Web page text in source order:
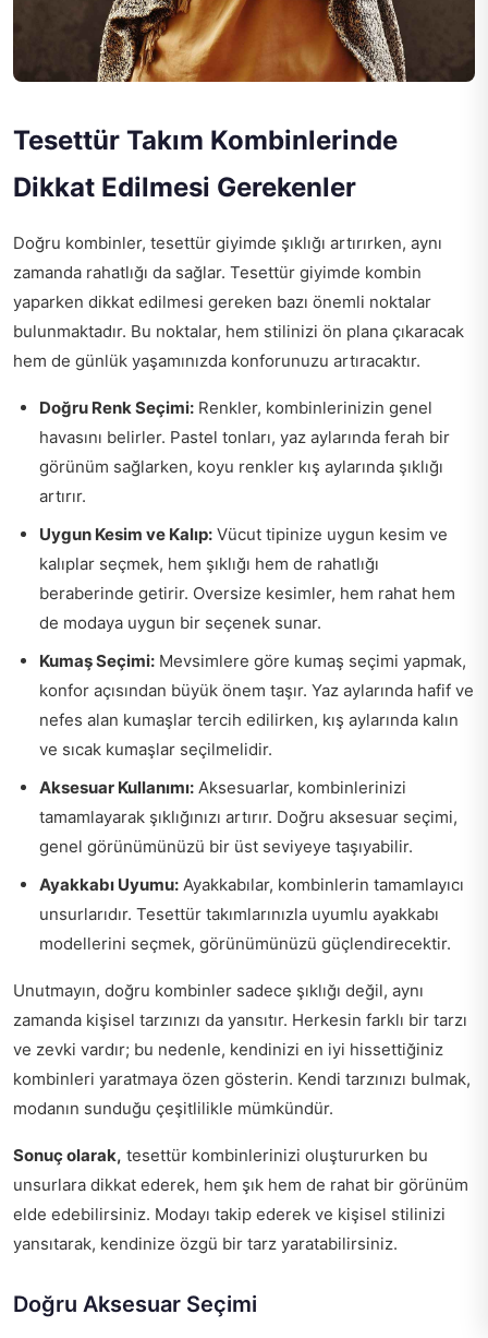
Tesettür Takım Kombinlerinde
Dikkat Edilmesi Gerekenler
Doğru kombinler, tesettür giyimde şıklığı artırırken, aynı
zamanda rahatlığı da sağlar. Tesettür giyimde kombin
yaparken dikkat edilmesi gereken bazı önemli noktalar
bulunmaktadır. Bu noktalar, hem stilinizi ön plana çıkaracak
hem de günlük yaşamınızda konforunuzu artıracaktır.
Doğru Renk Seçimi: Renkler, kombinlerinizin genel
havasını belirler. Pastel tonları, yaz aylarında ferah bir
görünüm sağlarken, koyu renkler kış aylarında şıklığı
artırır.
Uygun Kesim ve Kalıp: Vücut tipinize uygun kesim ve
kalıplar seçmek, hem şıklığı hem de rahatlığı
beraberinde getirir. Oversize kesimler, hem rahat hem
de modaya uygun bir seçenek sunar.
Kumaş Seçimi: Mevsimlere göre kumaş seçimi yapmak,
konfor açısından büyük önem taşır. Yaz aylarında hafif ve
nefes alan kumaşlar tercih edilirken, kış aylarında kalın
ve sıcak kumaşlar seçilmelidir.
Aksesuar Kullanımı: Aksesuarlar, kombinlerinizi
tamamlayarak şıklığınızı artırır. Doğru aksesuar seçimi,
genel görünümünüzü bir üst seviyeye taşıyabilir.
Ayakkabı Uyumu: Ayakkabılar, kombinlerin tamamlayıcı
unsurlarıdır. Tesettür takımlarınızla uyumlu ayakkabı
modellerini seçmek, görünümünüzü güçlendirecektir.
Unutmayın, doğru kombinler sadece şıklığı değil, aynı
zamanda kişisel tarzınızı da yansıtır. Herkesin farklı bir tarzı
ve zevki vardır; bu nedenle, kendinizi en iyi hissettiğiniz
kombinleri yaratmaya özen gösterin. Kendi tarzınızı bulmak,
modanın sunduğu çeşitlilikle mümkündür.
Sonuç olarak, tesettür kombinlerinizi oluştururken bu
unsurlara dikkat ederek, hem şık hem de rahat bir görünüm
elde edebilirsiniz. Modayı takip ederek ve kişisel stilinizi
yansıtarak, kendinize özgü bir tarz yaratabilirsiniz.
Doğru Aksesuar Seçimi